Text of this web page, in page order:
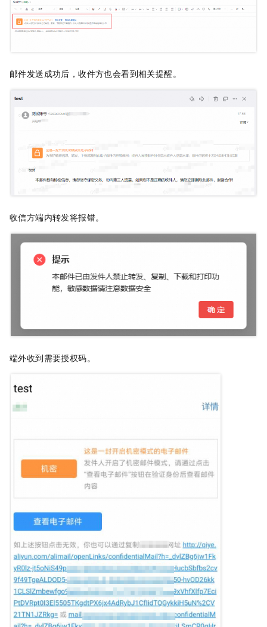
邮件发送成功后，收件方也会看到相关提醒。
收信方端内转发将报错。
端外收到需要授权码。